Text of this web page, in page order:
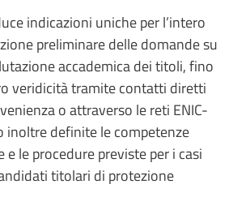
indicazioni uniche per l’intero
preliminare delle domande su
accademica dei titoli, fino
veridicità tramite contatti diretti
o attraverso le reti ENIC-
inoltre definite le competenze
le procedure previste per i casi
titolari di protezione